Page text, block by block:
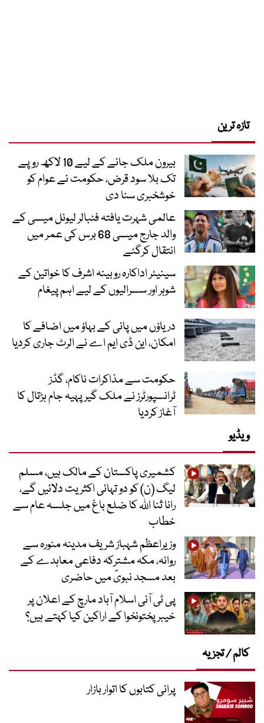
تازہ ترین
بیرون ملک جانے کے لیے 10 لاکھ روپے
تک بلا سود قرض، حکومت نے عوام کو
خوشخبری سنا دی
عالمی شہرت یافتہ فٹبالر لیونل میسی کے
والد جارج میسی 68 برس کی عمر میں
انتقال کرگئے
سینیئر اداکارہ روبینہ اشرف کا خواتین کے
شوہر اور سسرالیوں کے لیے اہم پیغام
دریاؤں میں پانی کے بہاؤ میں اضافے کا
امکان، این ڈی ایم اے نے الرٹ جاری کردیا
حکومت سے مذاکرات ناکام، گڈز
ٹرانسپورٹرز نے ملک گیر پہیہ جام ہڑتال کا
آغاز کردیا
ویڈیو
کشمیری پاکستان کے مالک ہیں، مسلم
لیگ (ن) کو دو تہائی اکثریت دلائیں گے،
رانا ثنا اللہ کا ضلع باغ میں جلسہ عام سے
خطاب
وزیراعظم شہباز شریف مدینہ منورہ سے
روانہ، مکہ مشترکہ دفاعی معاہدے کے
بعد مسجد نبویؐ میں حاضری
پی ٹی آئی اسلام آباد مارچ کے اعلان پر
خیبر پختونخوا کے اراکین کیا کہتے ہیں؟
کالم / تجزیہ
پرانی کتابوں کا اتوار بازار